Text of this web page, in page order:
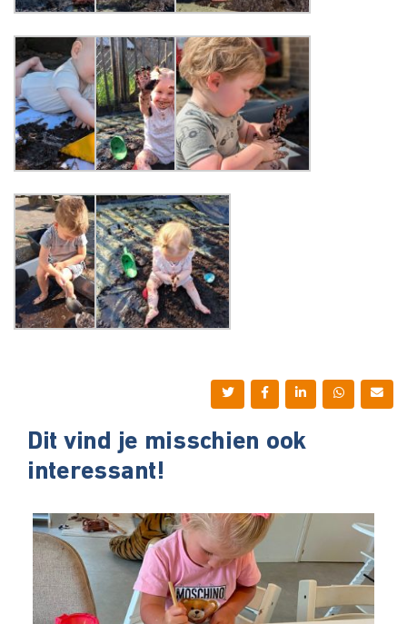
Dit vind je misschien ook
interessant!